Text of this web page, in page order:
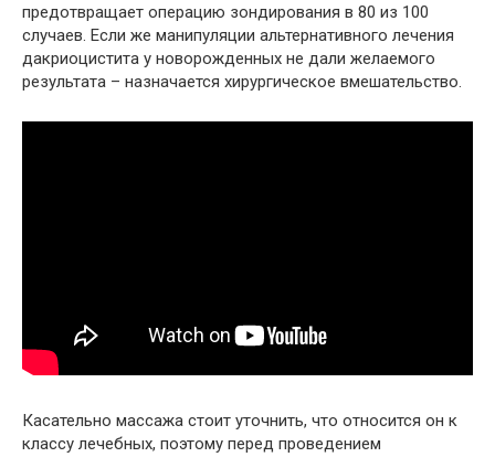
предотвращает операцию зондирования в 80 из 100
случаев. Если же манипуляции альтернативного лечения
дакриоцистита у новорожденных не дали желаемого
результата – назначается хирургическое вмешательство.
Касательно массажа стоит уточнить, что относится он к
классу лечебных, поэтому перед проведением